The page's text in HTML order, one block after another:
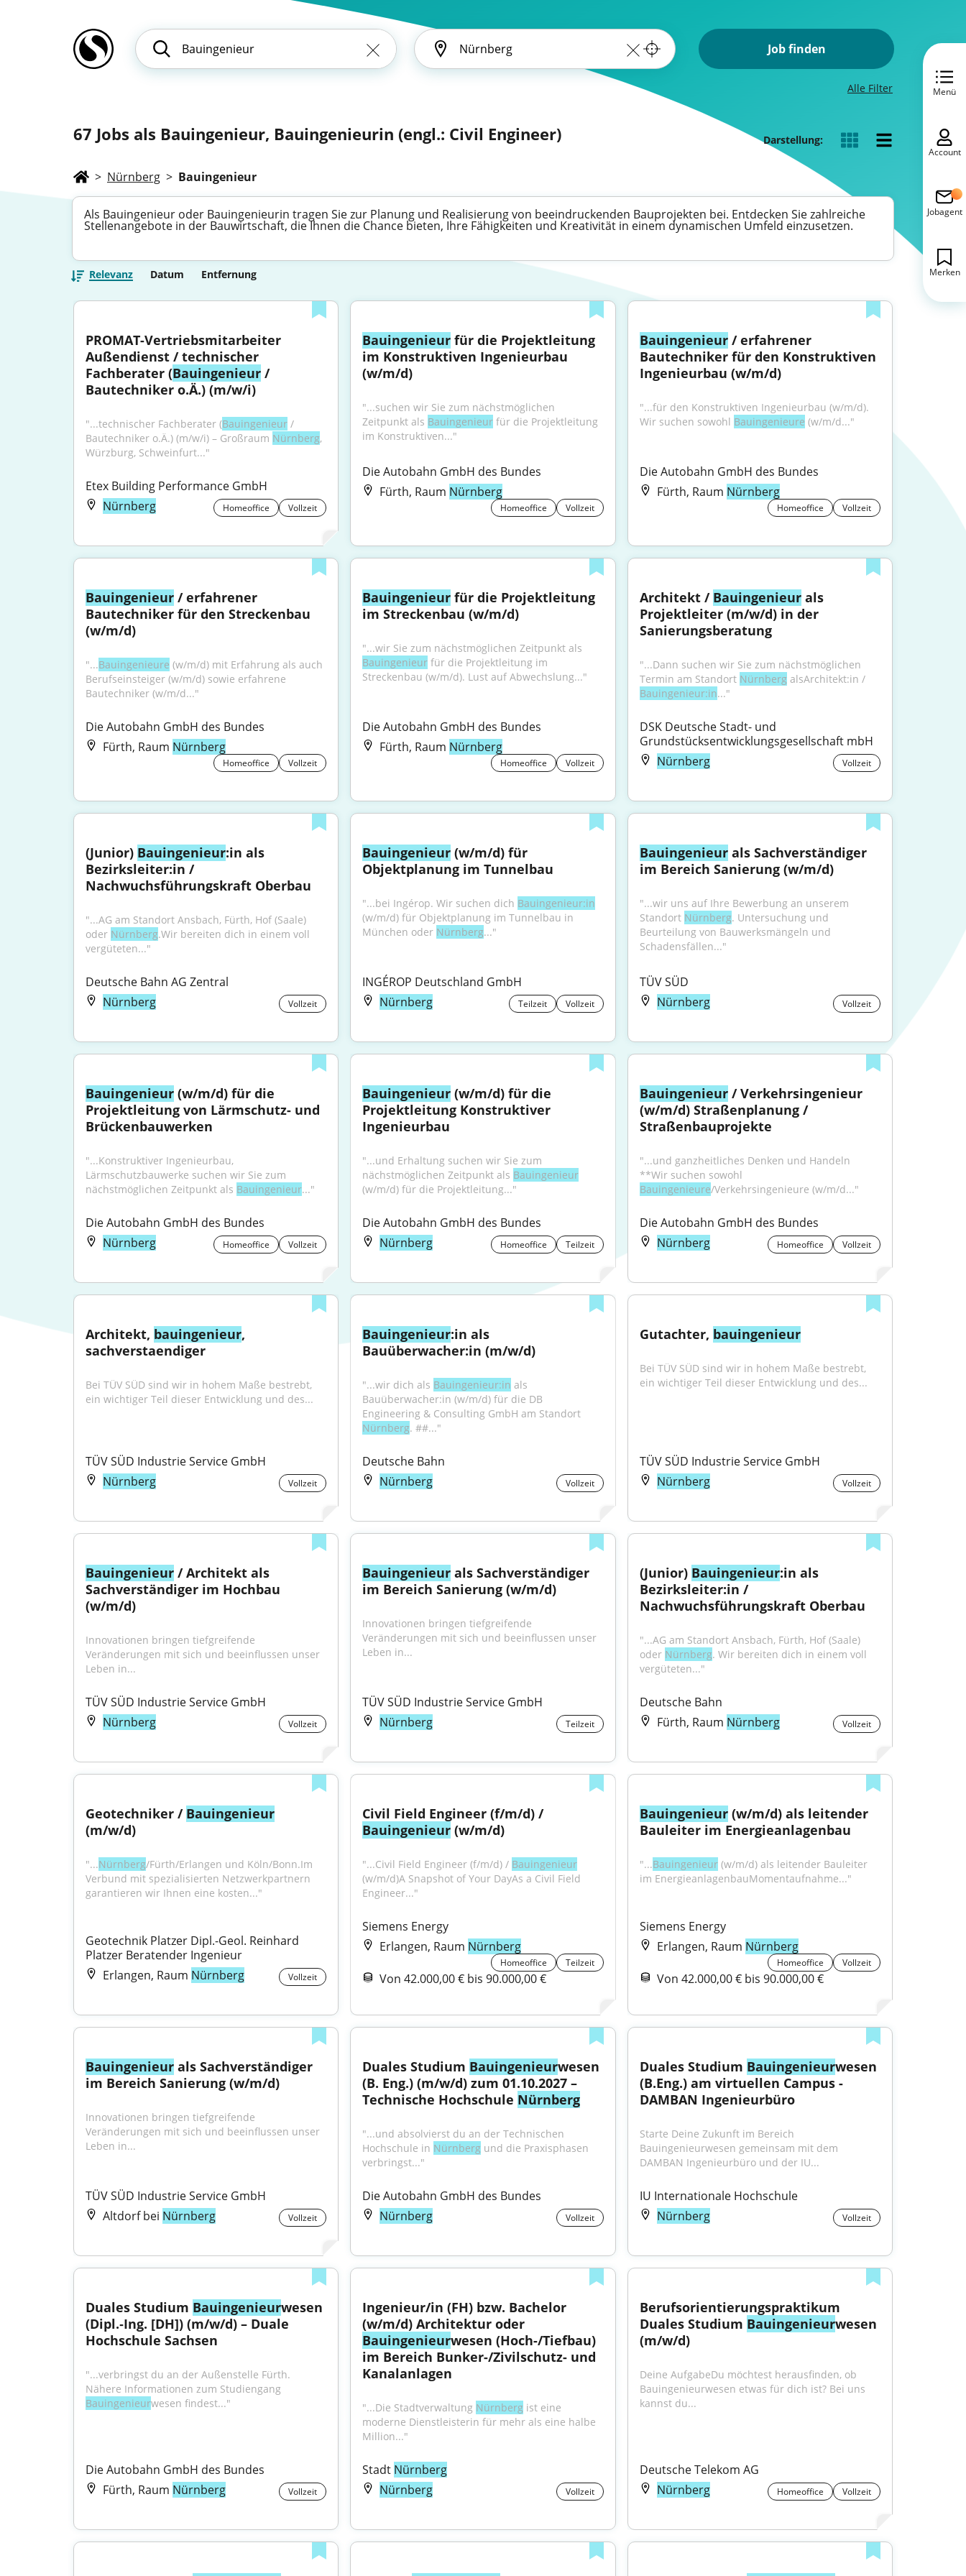
Job finden
Alle Filter
67 Jobs als Bauingenieur, Bauingenieurin (engl.: Civil Engineer) Darstellung:
> Nürnberg > Bauingenieur
Als Bauingenieur oder Bauingenieurin tragen Sie zur Planung und Realisierung von beeindruckenden Bauprojekten bei. Entdecken Sie zahlreiche
Stellenangebote in der Bauwirtschaft, die Ihnen die Chance bieten, Ihre Fähigkeiten und Kreativität in einem dynamischen Umfeld einzusetzen.
Relevanz Datum Entfernung
PROMAT-Vertriebsmitarbeiter
Außendienst / technischer
Fachberater (Bauingenieur /
Bautechniker o.Ä.) (m/w/i)
"...technischer Fachberater (Bauingenieur /
Bautechniker o.Ä.) (m/w/i) – Großraum Nürnberg,
Würzburg, Schweinfurt..."
Etex Building Performance GmbH
Nürnberg
Homeoffice Vollzeit
Bauingenieur für die Projektleitung
im Konstruktiven Ingenieurbau
(w/m/d)
"...suchen wir Sie zum nächst­möglichen
Zeitpunkt als Bauingenieur für die Projekt­leitung
im Konstruktiven..."
Die Autobahn GmbH des Bundes
Fürth, Raum Nürnberg
Homeoffice Vollzeit
Bauingenieur / erfahrener
Bautechniker für den Konstruktiven
Ingenieurbau (w/m/d)
"...für den Konstruktiven Ingenieurbau (w/m/d).
Wir suchen sowohl Bauingenieure (w/m/d..."
Die Autobahn GmbH des Bundes
Fürth, Raum Nürnberg
Homeoffice Vollzeit
Bauingenieur / erfahrener
Bautechniker für den Streckenbau
(w/m/d)
"...Bauingenieure (w/m/d) mit Erfahrung als auch
Berufseinsteiger (w/m/d) sowie erfahrene
Bautechniker (w/m/d..."
Die Autobahn GmbH des Bundes
Fürth, Raum Nürnberg
Homeoffice Vollzeit
Bauingenieur für die Projektleitung
im Streckenbau (w/m/d)
Bauingenieur für die Projekt­leitung im
Streckenbau (w/m/d). Lust auf Abwechslung..."
Die Autobahn GmbH des Bundes
Fürth, Raum Nürnberg
Homeoffice Vollzeit
Architekt / Bauingenieur als
Projektleiter (m/w/d) in der
Sanierungsberatung
"...Dann suchen wir Sie zum nächstmöglichen
Termin am Standort Nürnberg
alsArchitekt:in /
Bauingenieur:in..."
DSK Deutsche Stadt- und
Grundstücksentwicklungsgesellschaft mbH
Nürnberg
Vollzeit
(Junior) Bauingenieur:in als
Bezirksleiter:in /
Nachwuchsführungskraft Oberbau
"...AG am Standort Ansbach, Fürth, Hof (Saale)
oder Nürnberg.Wir bereiten dich in einem voll
vergüteten..."
Deutsche Bahn AG Zentral
Nürnberg
Vollzeit
Bauingenieur (w/m/d) für
Objektplanung im Tunnelbau
"...bei Ingérop. Wir suchen dich Bauingenieur:in
(w/m/d) für Objektplanung im Tunnelbau in
München oder Nürnberg..."
INGÉROP Deutschland GmbH
Nürnberg
Teilzeit Vollzeit
Bauingenieur als Sachverständiger
im Bereich Sanierung (w/m/d)
"...wir uns auf Ihre Bewerbung an unserem
Standort Nürnberg. Untersuchung und
Beurteilung von Bauwerksmängeln und
Schadensfällen..."
TÜV SÜD
Nürnberg
Vollzeit
Bauingenieur (w/m/d) für die
Projektleitung von Lärmschutz- und
Brückenbauwerken
"...Konstruktiver Ingenieurbau,
Lärmschutzbauwerke suchen wir Sie zum
nächstmöglichen Zeitpunkt als Bauingenieur..."
Die Autobahn GmbH des Bundes
Nürnberg
Homeoffice Vollzeit
Bauingenieur (w/m/d) für die
Projektleitung Konstruktiver
Ingenieurbau
"...und Erhaltung suchen wir Sie zum
nächstmöglichen Zeitpunkt als Bauingenieur
(w/m/d) für die Projektleitung..."
Die Autobahn GmbH des Bundes
Nürnberg
Homeoffice Teilzeit
Bauingenieur / Verkehrsingenieur
(w/m/d) Straßenplanung /
Straßenbauprojekte
"...und ganzheitliches Denken und Handeln
Bauingenieure/Verkehrsingenieure (w/m/d..."
Die Autobahn GmbH des Bundes
Nürnberg
Homeoffice Vollzeit
Architekt, bauingenieur,
sachverstaendiger
Bei TÜV SÜD sind wir in hohem Maße bestrebt,
ein wichtiger Teil dieser Entwicklung und des...
TÜV SÜD Industrie Service GmbH
Nürnberg
Vollzeit
Bauingenieur:in als
Bauüberwacher:in (m/w/d)
"...wir dich als Bauingenieur:in als
Bauüberwacher:in (w/m/d) für die DB
Nürnberg. ##..."
Deutsche Bahn
Nürnberg
Vollzeit
Gutachter, bauingenieur
Bei TÜV SÜD sind wir in hohem Maße bestrebt,
ein wichtiger Teil dieser Entwicklung und des...
TÜV SÜD Industrie Service GmbH
Nürnberg
Vollzeit
Bauingenieur / Architekt als
Sachverständiger im Hochbau
(w/m/d)
Innovationen bringen tiefgreifende
Veränderungen mit sich und beeinflussen unser
Leben in...
TÜV SÜD Industrie Service GmbH
Nürnberg
Vollzeit
Bauingenieur als Sachverständiger
im Bereich Sanierung (w/m/d)
Innovationen bringen tiefgreifende
Veränderungen mit sich und beeinflussen unser
Leben in...
TÜV SÜD Industrie Service GmbH
Nürnberg
Teilzeit
(Junior) Bauingenieur:in als
Bezirksleiter:in /
Nachwuchsführungskraft Oberbau
"...AG am Standort Ansbach, Fürth, Hof (Saale)
oder Nürnberg. Wir bereiten dich in einem voll
vergüteten..."
Deutsche Bahn
Fürth, Raum Nürnberg Vollzeit
Geotechniker / Bauingenieur
(m/w/d)
"...Nürnberg/Fürth/Erlangen und Köln/Bonn.Im
Verbund mit spezialisierten Netzwerkpartnern
garantieren wir Ihnen eine kosten..."
Geotechnik Platzer Dipl.-Geol. Reinhard
Platzer Beratender Ingenieur
Erlangen, Raum Nürnberg Vollzeit
Civil Field Engineer (f/m/d) /
Bauingenieur (w/m/d)
"...Civil Field Engineer (f/m/d) / Bauingenieur
(w/m/d)A Snapshot of Your DayAs a Civil Field
Engineer..."
Siemens Energy
Erlangen, Raum Nürnberg
Homeoffice Teilzeit
Von 42.000,00 € bis 90.000,00 €
Bauingenieur (w/m/d) als leitender
Bauleiter im Energieanlagenbau
"...Bauingenieur (w/m/d) als leitender Bauleiter
im EnergieanlagenbauMomentaufnahme..."
Siemens Energy
Erlangen, Raum Nürnberg
Homeoffice Vollzeit
Von 42.000,00 € bis 90.000,00 €
Bauingenieur als Sachverständiger
im Bereich Sanierung (w/m/d)
Innovationen bringen tiefgreifende
Veränderungen mit sich und beeinflussen unser
Leben in...
TÜV SÜD Industrie Service GmbH
Altdorf bei Nürnberg Vollzeit
Duales Studium Bauingenieurwesen
(B. Eng.) (m/w/d) zum 01.10.2027 –
Technische Hochschule Nürnberg
"...und absolvierst du an der Technischen
Hochschule in Nürnberg und die Praxisphasen
verbringst..."
Die Autobahn GmbH des Bundes
Nürnberg
Vollzeit
Duales Studium Bauingenieurwesen
(B.Eng.) am virtuellen Campus -
DAMBAN Ingenieurbüro
Starte Deine Zukunft im Bereich
Bauingenieurwesen gemeinsam mit dem
DAMBAN Ingenieurbüro und der IU...
IU Internationale Hochschule
Nürnberg
Vollzeit
Duales Studium Bauingenieurwesen
(Dipl.‑Ing. [DH]) (m/w/d) – Duale
Hochschule Sachsen
"...verbringst du an der Außenstelle Fürth.
Bauingenieur­wesen findest..."
Die Autobahn GmbH des Bundes
Fürth, Raum Nürnberg Vollzeit
Ingenieur/in (FH) bzw. Bachelor
Bauingenieurwesen (Hoch-/Tiefbau)
im Bereich Bunker-/Zivilschutz- und
Kanalanlagen
"...Die Stadtverwaltung Nürnberg ist eine
moderne Dienstleisterin für mehr als eine halbe
Million..."
Stadt Nürnberg
Nürnberg
Vollzeit
Berufsorientierungspraktikum
Duales Studium Bauingenieurwesen
(m/w/d)
Deine AufgabeDu möchtest herausfinden, ob
Bauingenieurwesen etwas für dich ist? Bei uns
kannst du...
Deutsche Telekom AG
Nürnberg
Homeoffice Vollzeit
Menü
Account
Jobagent
Merken